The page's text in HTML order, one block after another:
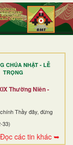
CHÚA NHẬT - LỄ
TRỌNG
Thường Niên -
Thầy đây, đừng
33)
Đọc các tin khác ➥